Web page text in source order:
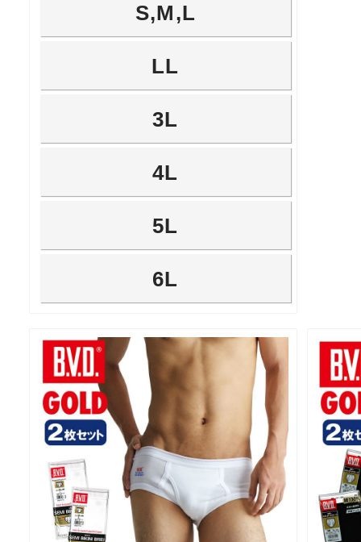
S,M,L
LL
3L
4L
5L
6L